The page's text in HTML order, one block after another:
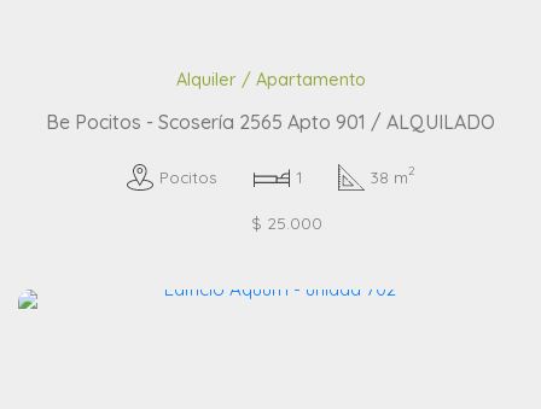
Alquiler / Apartamento
Be Pocitos - Scosería 2565 Apto 901 / ALQUILADO
Pocitos 1 38 m2
$ 25.000